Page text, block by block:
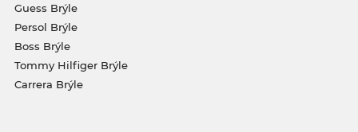
Guess Brýle
Persol Brýle
Boss Brýle
Tommy Hilfiger Brýle
Carrera Brýle